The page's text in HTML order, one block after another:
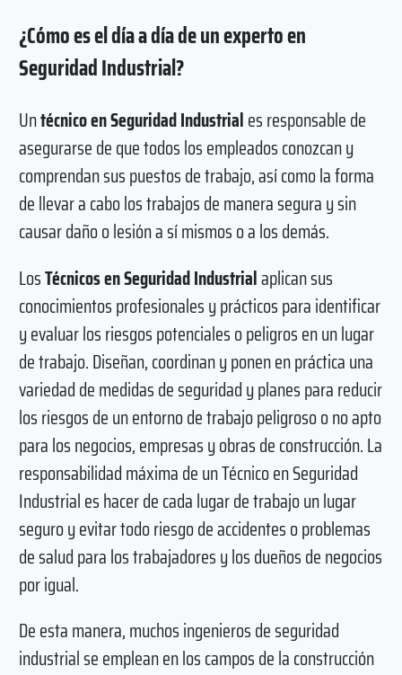
¿Cómo es el día a día de un experto en
Seguridad Industrial?
Untécnico en Seguridad Industriales responsable de
asegurarse de que todos los empleados conozcan y
comprendan sus puestos de trabajo, así como la forma
de llevar a cabo los trabajos de manera segura y sin
causar daño o lesión a sí mismos o a los demás.
LosTécnicos en Seguridad Industrialaplican sus
conocimientos profesionales y prácticos para identificar
y evaluar los riesgos potenciales o peligros en un lugar
de trabajo. Diseñan, coordinan y ponen en práctica una
variedad de medidas de seguridad y planes para reducir
los riesgos de un entorno de trabajo peligroso o no apto
para los negocios, empresas y obras de construcción. La
responsabilidad máxima de un Técnico en Seguridad
Industrial es hacer de cada lugar de trabajo un lugar
seguro y evitar todo riesgo de accidentes o problemas
de salud para los trabajadores y los dueños de negocios
por igual.
De esta manera, muchos ingenieros de seguridad
industrial se emplean en los campos de la construcción